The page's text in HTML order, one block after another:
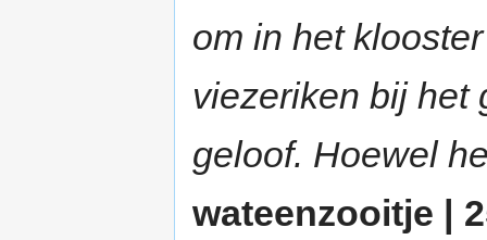
om in het
viezeriken bij het
geloof. Hoewel
wateenzooitje |